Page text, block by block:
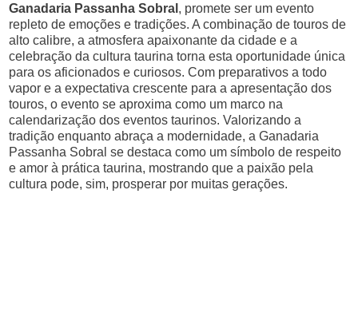
Ganadaria Passanha Sobral , promete ser um evento
repleto de emoções e tradições. A combinação de touros de
alto calibre, a atmosfera apaixonante da cidade e a
celebração da cultura taurina torna esta oportunidade única
para os aficionados e curiosos. Com preparativos a todo
vapor e a expectativa crescente para a apresentação dos
touros, o evento se aproxima como um marco na
calendarização dos eventos taurinos. Valorizando a
tradição enquanto abraça a modernidade, a Ganadaria
Passanha Sobral se destaca como um símbolo de respeito
e amor à prática taurina, mostrando que a paixão pela
cultura pode, sim, prosperar por muitas gerações.